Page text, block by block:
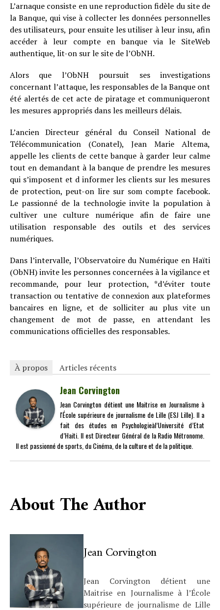
L’arnaque consiste en une reproduction fidèle du site de
la Banque, qui vise à collecter les données personnelles
des utilisateurs, pour ensuite les utiliser à leur insu, afin
accéder à leur compte en banque via le SiteWeb
authentique, lit-on sur le site de l’ObNH.
Alors que l’ObNH poursuit ses investigations
concernant l’attaque, les responsables de la Banque ont
été alertés de cet acte de piratage et communiqueront
les mesures appropriés dans les meilleurs délais.
L’ancien Directeur général du Conseil National de
Télécommunication (Conatel), Jean Marie Altema,
appelle les clients de cette banque à garder leur calme
tout en demandant à la banque de prendre les mesures
qui s’imposent et d informer les clients sur les mesures
de protection, peut-on lire sur som compte facebook.
Le passionné de la technologie invite la population à
cultiver une culture numérique afin de faire une
utilisation responsable des outils et des services
numériques.
Dans l’intervalle, l’Observatoire du Numérique en Haïti
(ObNH) invite les personnes concernées à la vigilance et
recommande, pour leur protection, *d’éviter toute
transaction ou tentative de connexion aux plateformes
bancaires en ligne, et de solliciter au plus vite un
changement de mot de passe, en attendant les
communications officielles des responsables.
À propos Articles récents
Jean Corvington
Jean Corvington détient une Maitrise en Journalisme à
l'École supérieure de journalisme de Lille (ESJ Lille). Il a
fait des études en Psychologieàl’Université d’Etat
d’Haiti. Il est Directeur Général de la Radio Métronome.
Il est passionné de sports, du Cinéma, de la culture et de la politique.
About The Author
Jean Corvington
Jean Corvington détient une
Maitrise en Journalisme à l’École
supérieure de journalisme de Lille